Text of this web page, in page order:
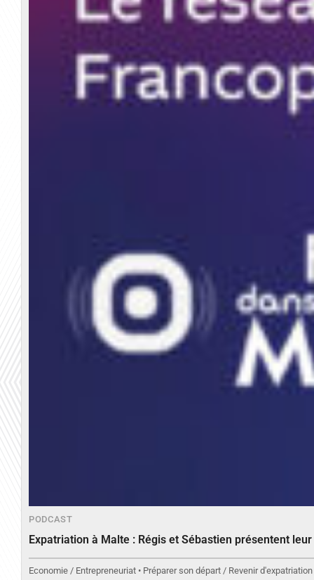
PODCAST
Expatriation à Malte : Régis et Sébastien présentent
Economie / Entrepreneuriat • Préparer son départ / Revenir d'expatriation